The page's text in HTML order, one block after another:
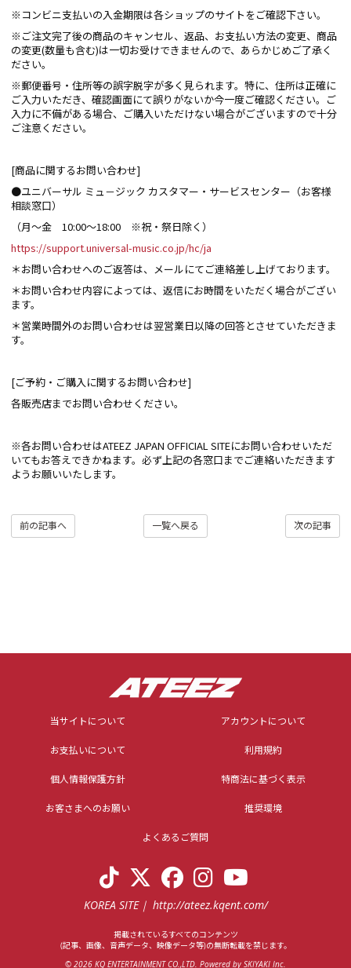
※コンビニ支払いの入金期限は各ショップのサイトをご確認下さい。
※ご注文完了後の商品のキャンセル、返品、お支払い方法の変更、商品
の変更(数量も含む)は一切お受けできませんので、あらかじめご了承く
ださい。
※郵便番号・住所等の誤字脱字が多く見られます。特に、住所は正確に
ご入力いただき、確認画面にて誤りがないか今一度ご確認ください。ご
入力に不備がある場合、ご購入いただけない場合がございますので十分
ご注意ください。
[商品に関するお問い合わせ]
●ユニバーサル ミュ－ジック カスタマー・サービスセンター（お客様
相談窓口）
（月～金 10:00～18:00 ※祝・祭日除く）
https://support.universal-music.co.jp/hc/ja
＊お問い合わせへのご返答は、メールにてご連絡差し上げております。
＊お問い合わせ内容によっては、返信にお時間をいただく場合がござい
ます。
＊営業時間外のお問い合わせは翌営業日以降の回答とさせていただきま
す。
[ご予約・ご購入に関するお問い合わせ]
各販売店までお問い合わせください。
※各お問い合わせはATEEZ JAPAN OFFICIAL SITEにお問い合わせいただ
いてもお答えできかねます。必ず上記の各窓口までご連絡いただきます
ようお願いいたします。
次の記事
一覧へ戻る
前の記事へ
当サイトについて アカウントについて
お支払いについて 利用規約
個人情報保護方針 特商法に基づく表示
お客さまへのお願い 推奨環境
よくあるご質問
KOREA SITE http://ateez.kqent.com/
掲載されているすべてのコンテンツ
(記事、画像、音声データ、映像データ等)の無断転載を禁じます。
© 2026 KQ ENTERTAINMENT CO.,LTD. Powered by SKIYAKI Inc.